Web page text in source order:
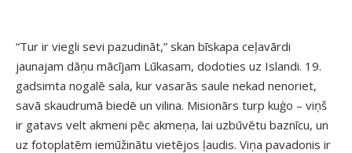
“Tur ir viegli sevi pazudināt,” skan bīskapa ceļavārdi
jaunajam dāņu mācījam Lūkasam, dodoties uz Islandi. 19.
gadsimta nogalē sala, kur vasarās saule nekad nenoriet,
savā skaudrumā biedē un vilina. Misionārs turp kuģo – viņš
ir gatavs velt akmeni pēc akmeņa, lai uzbūvētu baznīcu, un
uz fotoplatēm iemūžinātu vietējos ļaudis. Viņa pavadonis ir